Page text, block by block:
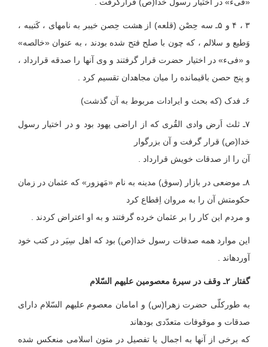
۳ ، ۴ و ۵ـ سه حِصْن (قلعه) از هشت حِصن خیبر به نامهای ، کَتیبه ،
وَطیع و سلالم ، که چون با صلح فتح شده بودند ، به عنوان «خالصه»
و «فیء» در اختیار حضرت قرار گرفتند و وی آنها را صدقه قرارداد ،
و پنج حصن باقیمانده را میان مجاهدان تقسیم کرد .
۶ـ فدک (که بحث و ایرادات مربوط به آن گذشت)
۷ـ ثلث اَرض وادی القُری که از اراضی یهود بود و در اختیار رسول
خدا(ص) قرار گرفت و آن بزرگوار
آن را از صدقات خویش قرارداد .
۸ـ موضعی در بازار (سوق) مدینه به نام «مَهزور» که عثمان در زمان
حکومتش آن را به مروان اِقطاع کرد
و مردم این کار را بر عثمان خرده گرفتند و به او اعتراض کردند .
این موارد همه صدقات رسول خدا(ص) بود که اهل سِیَر در کتب خود
آورده‏اند .
گفتار ۲ـ وقف در سیرۀ معصومین علیهم السّلام
به طورکلّی حضرت زهرا(س) و امامان معصوم علیهم السّلام دارای
صدقات و موقوفات متعدّدی بوده‏اند
که برخی از آنها به اجمال یا تفصیل در متون اسلامی منعکس شده